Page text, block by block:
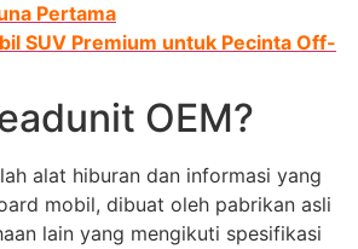
Pertama
SUV Premium untuk Pecinta Off-
OEM?
alat hiburan dan informasi yang
mobil, dibuat oleh pabrikan asli
lain yang mengikuti spesifikasi